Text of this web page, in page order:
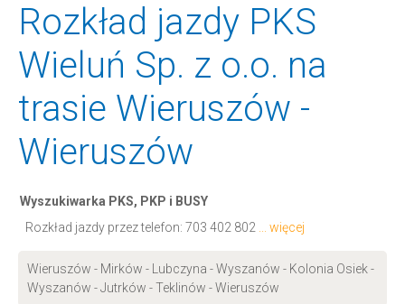
Rozkład jazdy PKS
Wieluń Sp. z o.o. na
trasie Wieruszów -
Wieruszów
Wyszukiwarka PKS, PKP i BUSY
Rozkład jazdy przez telefon: 703 402 802 ... więcej
Wieruszów - Mirków - Lubczyna - Wyszanów - Kolonia Osiek -
Wyszanów - Jutrków - Teklinów - Wieruszów